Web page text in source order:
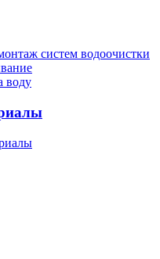
систем водоочистки
воду